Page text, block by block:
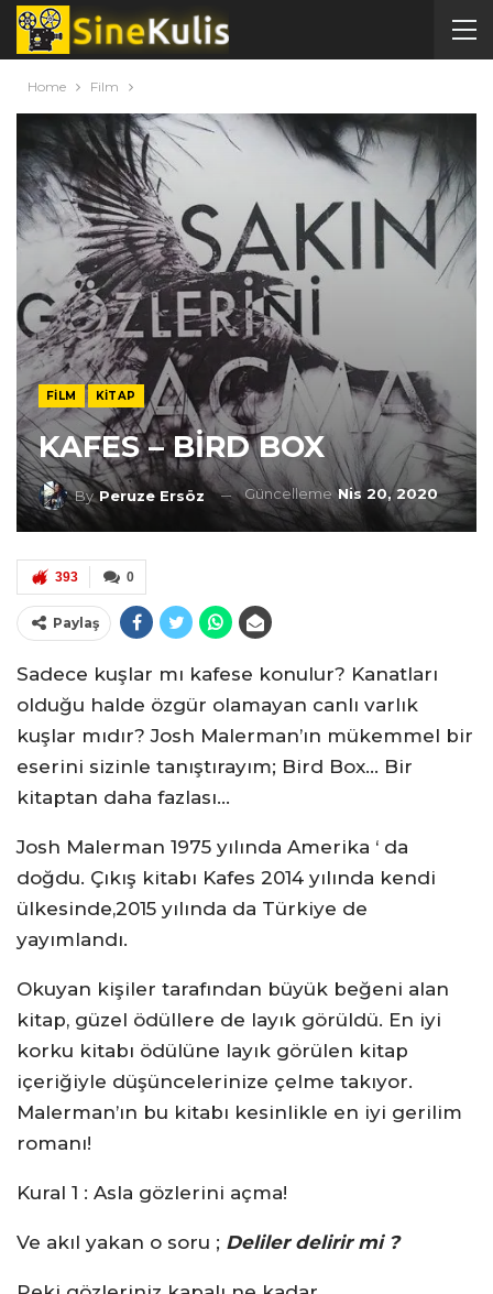
Home Film
FILM KITAP
KAFES – BİRD BOX
ByPeruze Ersöz Güncelleme Nis 20, 2020
0
393
Paylaş
Sadece kuşlar mı kafese konulur? Kanatları
olduğu halde özgür olamayan canlı varlık
kuşlar mıdır? Josh Malerman’ın mükemmel bir
eserini sizinle tanıştırayım; Bird Box… Bir
kitaptan daha fazlası…
Josh Malerman 1975 yılında Amerika ‘ da
doğdu. Çıkış kitabı Kafes 2014 yılında kendi
ülkesinde,2015 yılında da Türkiye de
yayımlandı.
Okuyan kişiler tarafından büyük beğeni alan
kitap, güzel ödüllere de layık görüldü. En iyi
korku kitabı ödülüne layık görülen kitap
içeriğiyle düşüncelerinize çelme takıyor.
Malerman’ın bu kitabı kesinlikle en iyi gerilim
romanı!
Kural 1 : Asla gözlerini açma!
Ve akıl yakan o soru ; Deliler delirir mi ?